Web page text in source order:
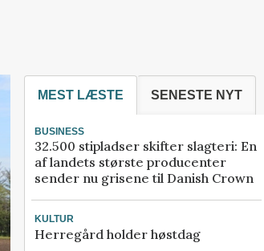
MEST LÆSTE SENESTE NYT
BUSINESS
32.500 stipladser skifter slagteri: En
af landets største producenter
sender nu grisene til Danish Crown
KULTUR
Herregård holder høstdag